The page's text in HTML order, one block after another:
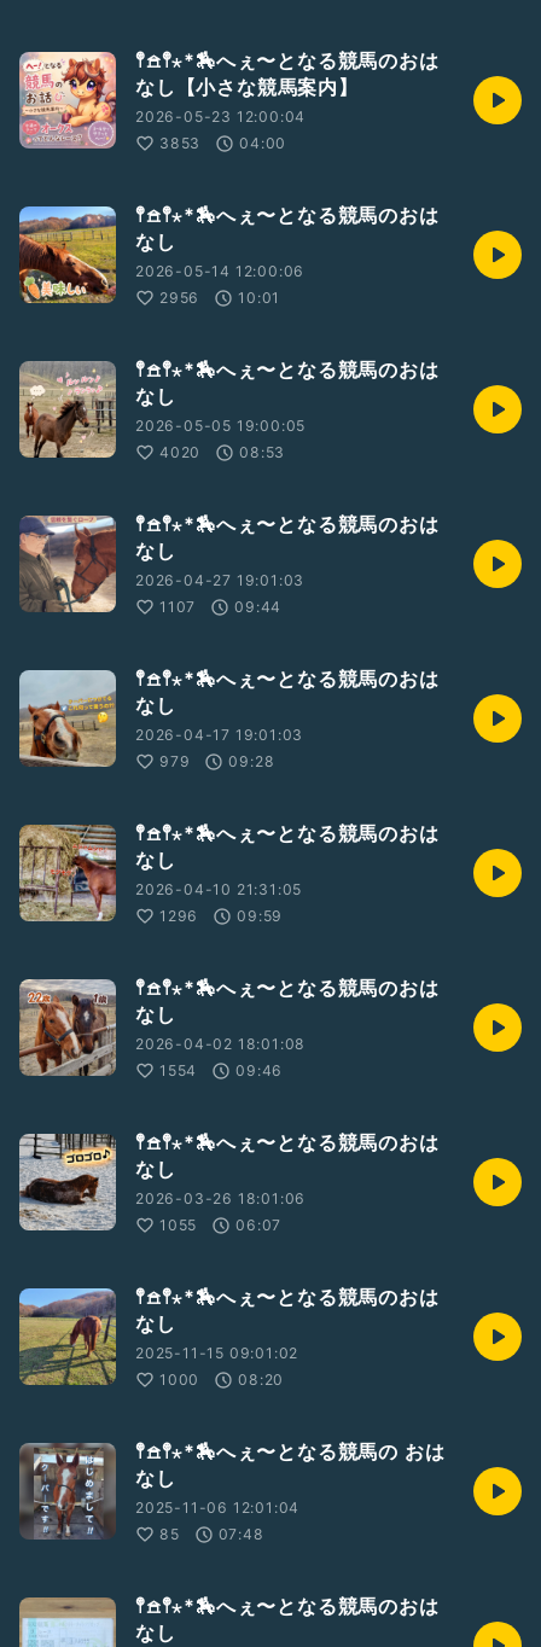
𖤣𖠿𖤣⋆*🏇へぇ〜となる競馬のおは
なし【小さな競馬案内】
2026-05-23 12:00:04
3853
04:00
𖤣𖠿𖤣⋆*🏇へぇ〜となる競馬のおは
なし
2026-05-14 12:00:06
2956
10:01
𖤣𖠿𖤣⋆*🏇へぇ〜となる競馬のおは
なし
2026-05-05 19:00:05
4020
08:53
𖤣𖠿𖤣⋆*🏇へぇ〜となる競馬のおは
なし
2026-04-27 19:01:03
1107
09:44
𖤣𖠿𖤣⋆*🏇へぇ〜となる競馬のおは
なし
2026-04-17 19:01:03
979
09:28
𖤣𖠿𖤣⋆*🏇へぇ〜となる競馬のおは
なし
2026-04-10 21:31:05
1296
09:59
𖤣𖠿𖤣⋆*🏇へぇ〜となる競馬のおは
なし
2026-04-02 18:01:08
1554
09:46
𖤣𖠿𖤣⋆*🏇へぇ〜となる競馬のおは
なし
2026-03-26 18:01:06
1055
06:07
𖤣𖠿𖤣⋆*🏇へぇ〜となる競馬のおは
なし
2025-11-15 09:01:02
1000
08:20
𖤣𖠿𖤣⋆*🏇へぇ〜となる競馬の おは
なし
2025-11-06 12:01:04
85
07:48
𖤣𖠿𖤣⋆*🏇へぇ〜となる競馬のおは
なし